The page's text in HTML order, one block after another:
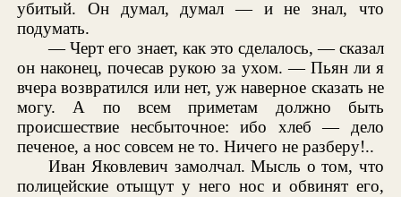
убитый. Он думал, думал — и не знал, что
подумать.
— Черт его знает, как это сделалось, — сказал
он наконец, почесав рукою за ухом. — Пьян ли я
вчера возвратился или нет, уж наверное сказать не
могу. А по всем приметам должно быть
происшествие несбыточное: ибо хлеб — дело
печеное, а нос совсем не то. Ничего не разберу!..
Иван Яковлевич замолчал. Мысль о том, что
полицейские отыщут у него нос и обвинят его,